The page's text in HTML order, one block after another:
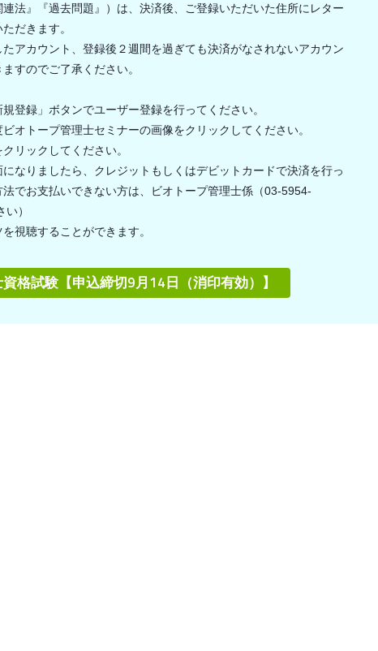
連法』『過去問題』）は、決済後、ご登録いただいた住所にレター
だきます。
たアカウント、登録後２週間を過ぎても決済がなされないアカウン
すのでご了承ください。
規登録」ボタンでユーザー登録を行ってください。
ビオトープ管理士セミナーの画像をクリックしてください。
リックしてください。
になりましたら、クレジットもしくはデビットカードで決済を行っ
でお支払いできない方は、ビオトープ管理士係（03-5954-
）
視聴することができます。
格試験【申込締切9月14日（消印有効）】